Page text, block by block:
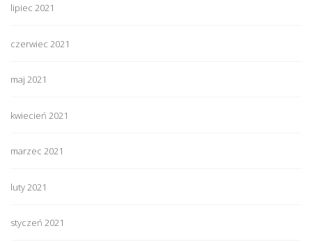
lipiec 2021
czerwiec 2021
maj 2021
kwiecień 2021
marzec 2021
luty 2021
styczeń 2021